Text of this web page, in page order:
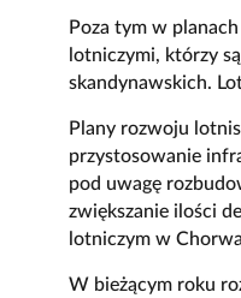
Poza tym w
lotniczymi, którzy
skandynawskich.
Plany rozwoju
przystosowanie
pod uwagę
zwiększanie ilości
lotniczym w
W bieżącym roku